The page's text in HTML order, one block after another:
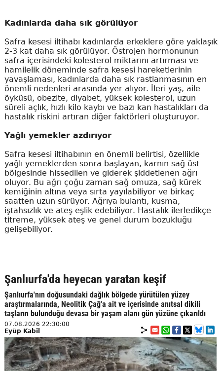
Kadınlarda daha sık görülüyor
Safra kesesi iltihabı kadınlarda erkeklere göre yaklaşık
2-3 kat daha sık görülüyor. Östrojen hormonunun
safra içerisindeki kolesterol miktarını artırması ve
hamilelik döneminde safra kesesi hareketlerinin
yavaşlaması, kadınlarda daha sık rastlanmasının en
önemli nedenleri arasında yer alıyor. İleri yaş, aile
öyküsü, obezite, diyabet, yüksek kolesterol, uzun
süreli açlık, hızlı kilo kaybı ve bazı kan hastalıkları da
hastalık riskini artıran diğer faktörleri oluşturuyor.
Yağlı yemekler azdırıyor
Safra kesesi iltihabının en önemli belirtisi, özellikle
yağlı yemeklerden sonra başlayan, karnın sağ üst
bölgesinde hissedilen ve giderek şiddetlenen ağrı
oluyor. Bu ağrı çoğu zaman sağ omuza, sağ kürek
kemiğinin altına veya sırta yayılabiliyor ve birkaç
saatten uzun sürüyor. Ağrıya bulantı, kusma,
iştahsızlık ve ateş eşlik edebiliyor. Hastalık ilerledikçe
titreme, yüksek ateş ve genel durum bozukluğu
gelişebiliyor.
Şanlıurfa'da heyecan yaratan keşif
Şanlıurfa'nın doğusundaki dağlık bölgede yürütülen yüzey
araştırmalarında, Neolitik Çağ'a ait ve içerisinde anıtsal dikili
taşların bulunduğu devasa bir yaşam alanı gün yüzüne çıkarıldı
07.08.2026 22:30:00
Eyüp Kabil